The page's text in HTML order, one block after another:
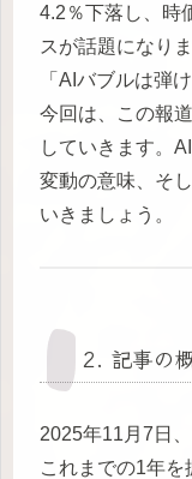
4.2％下落し、時
スが話題になりま
「AIバブルは弾
今回は、この報
していきます。
変動の意味、そ
いきましょう。
2. 記事の
2025年11月7日
これまでの1年